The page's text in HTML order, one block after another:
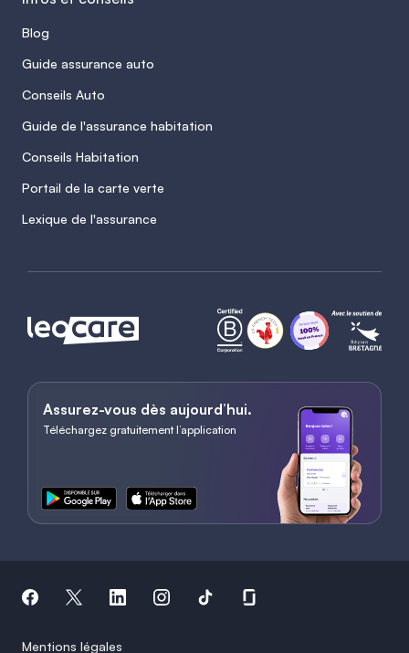
Blog
Guide assurance auto
Conseils Auto
Guide de l'assurance habitation
Conseils Habitation
Portail de la carte verte
Lexique de l'assurance
Assurez-vous dès aujourd’hui.
Téléchargez gratuitement l’application
Mentions légales